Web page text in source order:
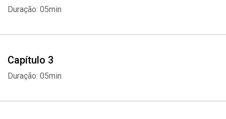
Duração: 05min
Capítulo 3
Duração: 05min